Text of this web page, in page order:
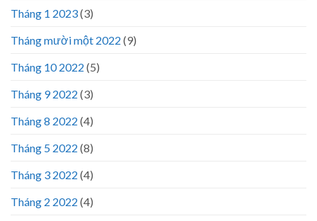
Tháng 1 2023(3)
Tháng mười một 2022 (9)
Tháng 10 2022 (5)
Tháng 9 2022 (3)
Tháng 8 2022 (4)
Tháng 5 2022 (8)
Tháng 3 2022 (4)
Tháng 2 2022 (4)